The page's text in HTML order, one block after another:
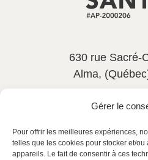
Gérer le
Pour offrir les meilleures expériences,
telles que les cookies pour stocker et/
appareils. Le fait de consentir à ces
630 rue Sacré-
Alma,
581-533-6545